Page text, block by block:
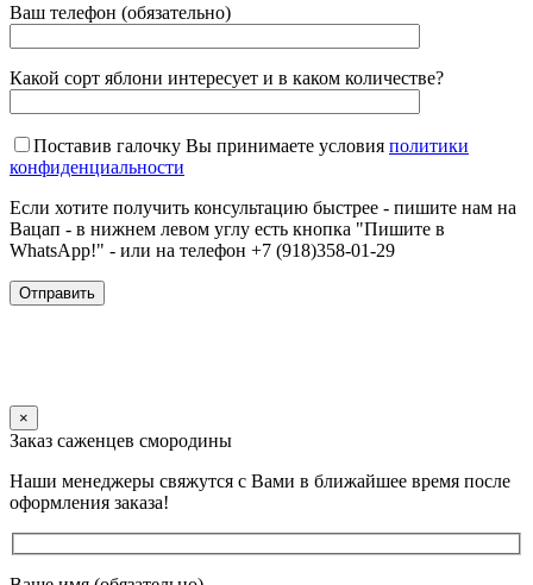
Ваш телефон (обязательно)
Какой сорт яблони интересует и в каком количестве?
Поставив галочку Вы принимаете условия политики
конфиденциальности
Если хотите получить консультацию быстрее - пишите нам на
Вацап - в нижнем левом углу есть кнопка "Пишите в
WhatsApp!" - или на телефон +7 (918)358-01-29
×
Заказ саженцев смородины
Наши менеджеры свяжутся с Вами в ближайшее время после
оформления заказа!